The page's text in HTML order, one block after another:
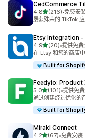
CedCommerce
4.8星（满分 5 星）
(216)
总共 216 条评论
•免费安
屡获殊荣的 TikTok
Etsy Integration
4.9星（满分 5 星）
(20)
总共 20 条评论
•提供免费
在 Etsy 和您的商店
Built for
Feedyio: Product
5.0星（满分 5 星）
(101)
总共 101 条评论
•提供免
通过创建经过优化的
Built for
Mirakl Connect
4.2星（满分 5 星）
(67)•免费安装